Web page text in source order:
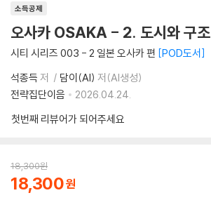
소득공제
오사카 OSAKA - 2. 도시와 구조
시티 시리즈 003 - 2 일본 오사카 편 POD도서
석종득 저 담이(AI) 저(AI생성)
전략집단이음
2026.04.24.
첫번째 리뷰어가 되어주세요
18,300원
18,300